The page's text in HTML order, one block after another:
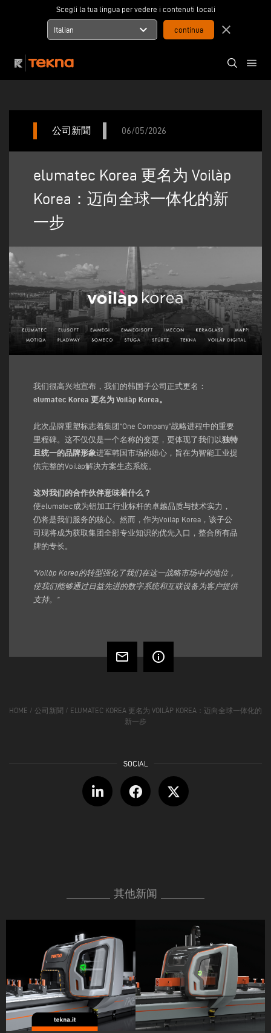
Scegli la tua lingua per vedere i contenuti locali
Italian expand_more close
公司新聞 06/05/2026
elumatec Korea 更名为 Voilàp
Korea：迈向全球一体化的新
一步
我们很高兴地宣布，我们的韩国子公司正式更名：
elumatec Korea 更名为 Voilàp Korea。
此次品牌重塑标志着集团“One Company”战略进程中的重要
里程碑。这不仅仅是一个名称的变更，更体现了我们以独特
且统一的品牌形象进军韩国市场的雄心，旨在为智能工业提
供完整的Voilàp解决方案生态系统。
这对我们的合作伙伴意味着什么？
使elumatec成为铝加工行业标杆的卓越品质与技术实力，
仍将是我们服务的核心。然而，作为Voilàp Korea，该子公
司现将成为获取集团全部专业知识的优先入口，整合所有品
牌的专长。
“Voilàp Korea的转型强化了我们在这一战略市场中的地位，
使我们能够通过日益先进的数字系统和互联设备为客户提供
支持。”
mail_outline info_outline
HOME / 公司新聞 / ELUMATEC KOREA 更名为 VOILÀP KOREA：迈向全球一体化的
新一步
其他新闻